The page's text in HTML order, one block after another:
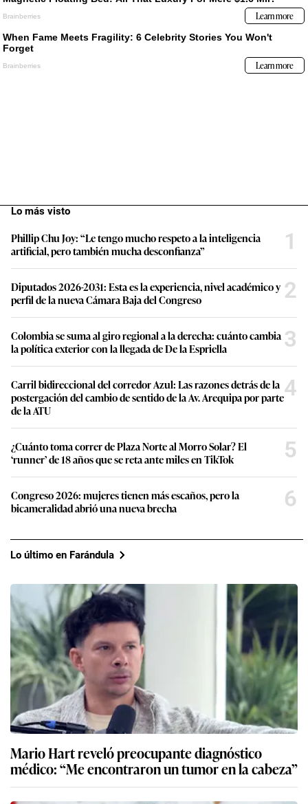
Lo más visto
Phillip Chu Joy: “Le tengo mucho respeto a la inteligencia
artificial, pero también mucha desconfianza”
1
Diputados 2026-2031: Esta es la experiencia, nivel académico y
perfil de la nueva Cámara Baja del Congreso
2
Colombia se suma al giro regional a la derecha: cuánto cambia
la política exterior con la llegada de De la Espriella
3
Carril bidireccional del corredor Azul: Las razones detrás de la
postergación del cambio de sentido de la Av. Arequipa por parte
de la ATU
4
¿Cuánto toma correr de Plaza Norte al Morro Solar? El
‘runner’ de 18 años que se reta ante miles en TikTok
5
Congreso 2026: mujeres tienen más escaños, pero la
bicameralidad abrió una nueva brecha
6
Lo último en Farándula
Mario Hart reveló preocupante diagnóstico
médico: “Me encontraron un tumor en la cabeza”